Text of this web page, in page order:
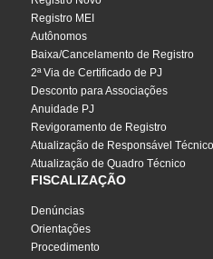
Registro MEI
Autônomos
Baixa/Cancelamento de Registro
2ª Via de Certificado de PJ
Desconto para Associações
Anuidade PJ
Revigoramento de Registro
Atualização de Responsável Técnico
Atualização de Quadro Técnico
FISCALIZAÇÃO
Denúncias
Orientações
Procedimento